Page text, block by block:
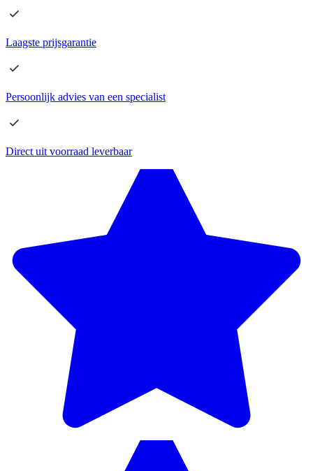
Laagste prijsgarantie
Persoonlijk advies van een specialist
Direct uit voorraad leverbaar